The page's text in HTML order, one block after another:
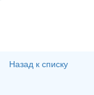
Назад к списку